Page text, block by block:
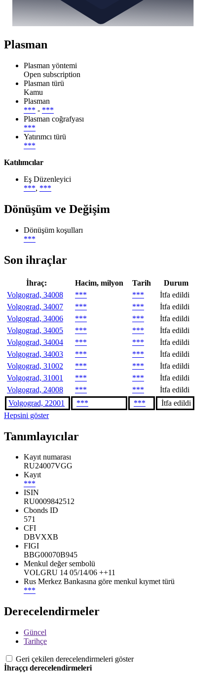
Plasman
Plasman yöntemi
Open subscription
Plasman türü
Kamu
Plasman
*** - ***
Plasman coğrafyası
***
Yatırımcı türü
***
Katılımcılar
Eş Düzenleyici
***, ***
Dönüşüm ve Değişim
Dönüşüm koşulları
***
Son ihraçlar
İhraç: Hacim, milyon Tarih
Durum
Volgograd, 34008
*** ***
İtfa edildi
Volgograd, 34007
*** ***
İtfa edildi
Volgograd, 34006
*** ***
İtfa edildi
Volgograd, 34005
*** ***
İtfa edildi
Volgograd, 34004
*** ***
İtfa edildi
Volgograd, 34003
*** ***
İtfa edildi
Volgograd, 31002
*** ***
İtfa edildi
Volgograd, 31001
*** ***
İtfa edildi
Volgograd, 24008
*** ***
İtfa edildi
Volgograd, 22001
*** ***
İtfa edildi
Hepsini göster
Tanımlayıcılar
Kayıt numarası
RU24007VGG
Kayıt
***
ISIN
RU0009842512
Cbonds ID
571
CFI
DBVXXB
FIGI
BBG00070B945
Menkul değer sembolü
VOLGRU 14 05/14/06 ++11
Rus Merkez Bankasına göre menkul kıymet türü
***
Derecelendirmeler
Güncel
Tarihçe
Geri çekilen derecelendirmeleri göster
İhraççı derecelendirmeleri